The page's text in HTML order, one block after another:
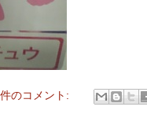
のコメント: